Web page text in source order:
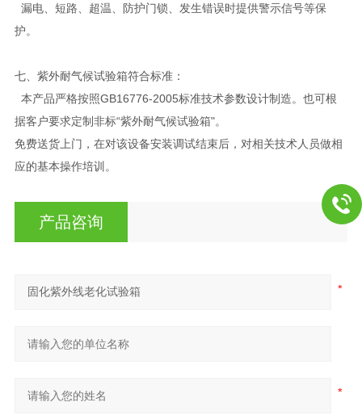
漏电、短路、超温、防护门锁、发生错误时提供警示信号等保
护。
七、 紫外耐气候试验箱符合标准：
本产品严格按照GB16776-2005标准技术参数设计制造。也可根
据客户要求定制非标“紫外耐气候试验箱"。
免费送货上门，在对该设备安装调试结束后，对相关技术人员做相
应的基本操作培训。
产品咨询